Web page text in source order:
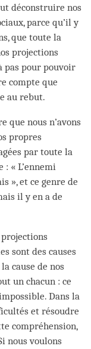
déconstruire nos
parce qu’il y
que toute la
projections
pas pour pouvoir
compte que
au rebut.
nous n’avons
propres
par toute la
: « L’ennemi
», et ce genre de
il y en a de
sont des causes
cause de nos
un chacun : ce
Dans la
et résoudre
compréhension,
nous voulons